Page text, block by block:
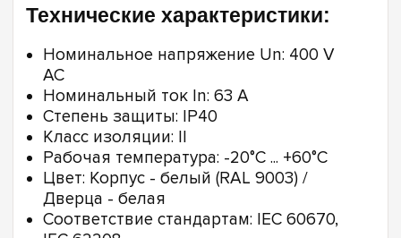
Технические характеристики:
Номинальное напряжение Un: 400 V
AC
Номинальный ток In: 63 А
Степень защиты: IP40
Класс изоляции: II
Рабочая температура: -20°C ... +60°C
Цвет: Корпус - белый (RAL 9003) /
Дверца - белая
Соответствие стандартам: IEC 60670,